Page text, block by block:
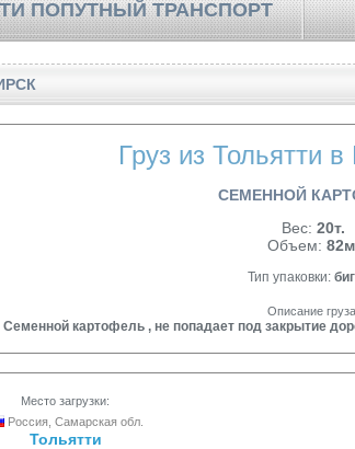
ПОПУТНЫЙ ТРАНСПОРТ
Груз из Тольятти
СЕМЕННОЙ
Вес: 20т.
Объем:
Тип упаковки:
Описание
Семенной картофель , не попадает под закрытие
Место загрузки:
Россия, Самарская обл.
Тольятти